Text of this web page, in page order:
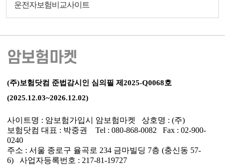
운전자보험비교사이트
암보험마켓
(주)보험닷컴 준법감시인 심의필 제2025-Q0068호
(2025.12.03~2026.12.02)
사이트명 : 암보험가입시 암보험마켓 상호명 : (주)
보험닷컴 대표 : 박중권 Tel : 080-868-0082 Fax : 02-900-
0240
주소 : 서울 종로구 율곡로 234 금마빌딩 7층 (충신동 57-
6) 사업자등록번호 : 217-81-19727